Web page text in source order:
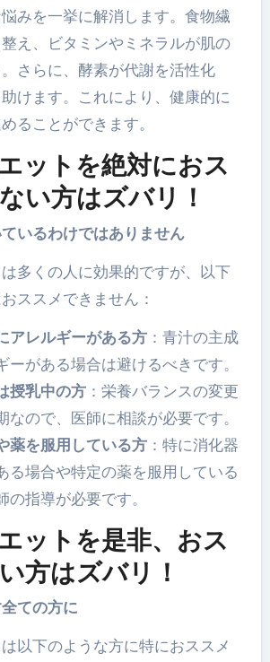
みを一挙に解消します。食物繊
え、ビタミンやミネラルが肌の
さらに、酵素が代謝を活性化
けます。これにより、健康的に
ることができます。
ットを絶対におス
い方はズバリ！
いるわけではありません
多くの人に効果的ですが、以下
ススメできません：
アレルギーがある方：青汁の主成
ーがある場合は避けるべきです。
授乳中の方：栄養バランスの変更
なので、医師に相談が必要です。
薬を服用している方：特に消化器
る場合や特定の薬を服用している
の指導が必要です。
ットを是非、おス
方はズバリ！
ての方に
以下のような方に特におススメ